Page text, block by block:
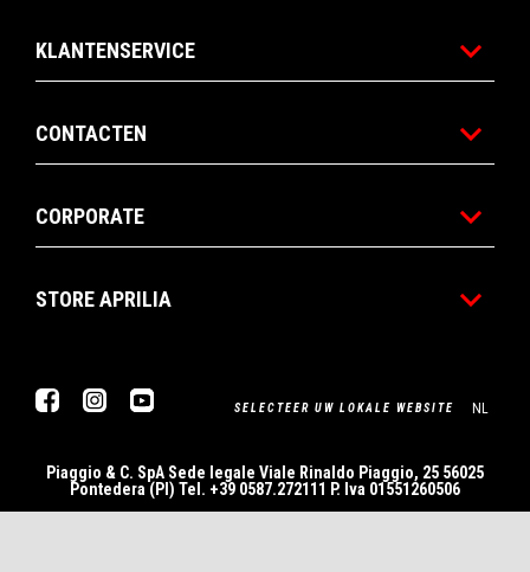
KLANTENSERVICE
CONTACTEN
CORPORATE
STORE APRILIA
FacebookInstagram SELECTEER UW LOKALE WEBSITE NL
Piaggio & C. SpA Sede legale Viale Rinaldo Piaggio, 25 56025
Pontedera (PI) Tel. +39 0587.272111 P. Iva 01551260506